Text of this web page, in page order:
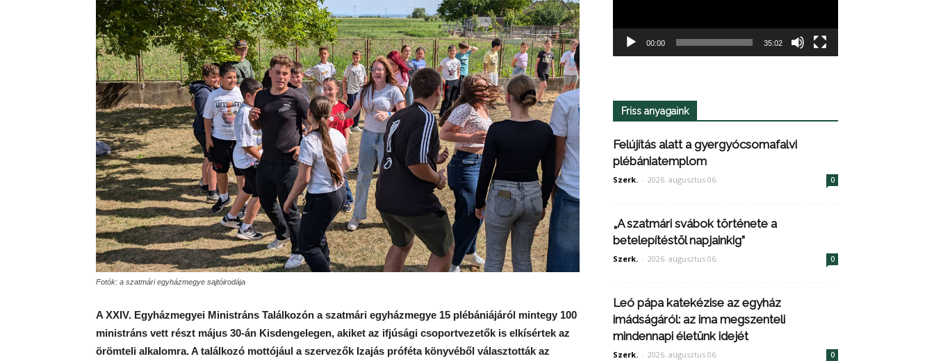
Fotók: a szatmári egyházmegye sajtóirodája
A XXIV. Egyházmegyei Ministráns Találkozón a szatmári egyházmegye 15 plébániájáról mintegy 100
ministráns vett részt május 30-án Kisdengelegen, akiket az ifjúsági csoportvezetők is elkísértek az
örömteli alkalomra. A találkozó mottójául a szervezők Izajás próféta könyvéből választották az
00:00 35:02
Friss anyagaink
Felújítás alatt a gyergyócsomafalvi
plébániatemplom
Szerk. - 2026. augusztus 06. 0
„A szatmári svábok története a
betelepítéstől napjainkig”
Szerk. - 2026. augusztus 06. 0
Leó pápa katekézise az egyház
imádságáról: az ima megszenteli
mindennapi életünk idejét
Szerk. - 2026. augusztus 06. 0